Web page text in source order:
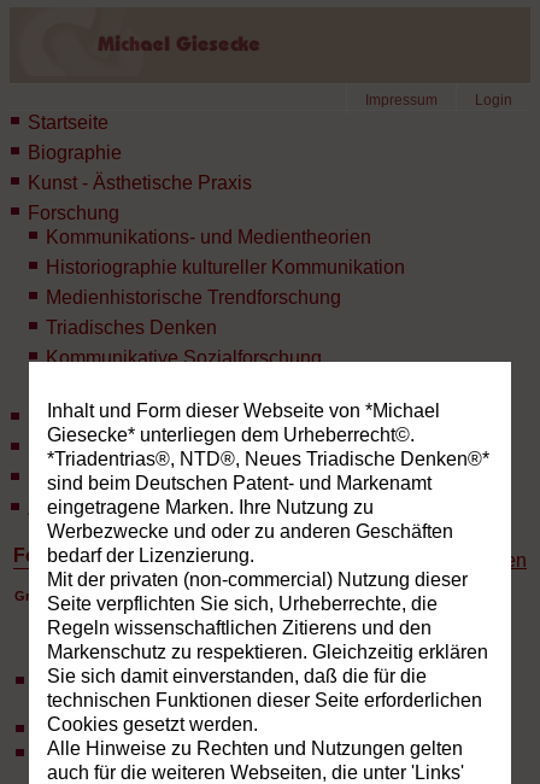
Login
Impressum
Startseite
Biographie
Kunst - Ästhetische Praxis
Forschung
Kommunikations- und Medientheorien
Historiographie kultureller Kommunikation
Medienhistorische Trendforschung
Triadisches Denken
Kommunikative Sozialforschung
Lehre
Lexikon des NTD®
Publikationen
Aktuelles
Forschung Drucken
Grundlagenforschung
Theorien synästhetischer Informationsverarbeitung und
ökologischer Kommunikation
Geschichte kultureller Kommunikation und ihrer Medien
Neues Denken - Triadisches Denken
Inhalt und Form dieser Webseite von *Michael
Giesecke* unterliegen dem Urheberrecht©.
*Triadentrias®, NTD®, Neues Triadische Denken®*
sind beim Deutschen Patent- und Markenamt
eingetragene Marken. Ihre Nutzung zu
Werbezwecke und oder zu anderen Geschäften
bedarf der Lizenzierung.
Mit der privaten (non-commercial) Nutzung dieser
Seite verpflichten Sie sich, Urheberrechte, die
Regeln wissenschaftlichen Zitierens und den
Markenschutz zu respektieren. Gleichzeitig erklären
Sie sich damit einverstanden, daß die für die
technischen Funktionen dieser Seite erforderlichen
Cookies gesetzt werden.
Alle Hinweise zu Rechten und Nutzungen gelten
auch für die weiteren Webseiten, die unter 'Links'